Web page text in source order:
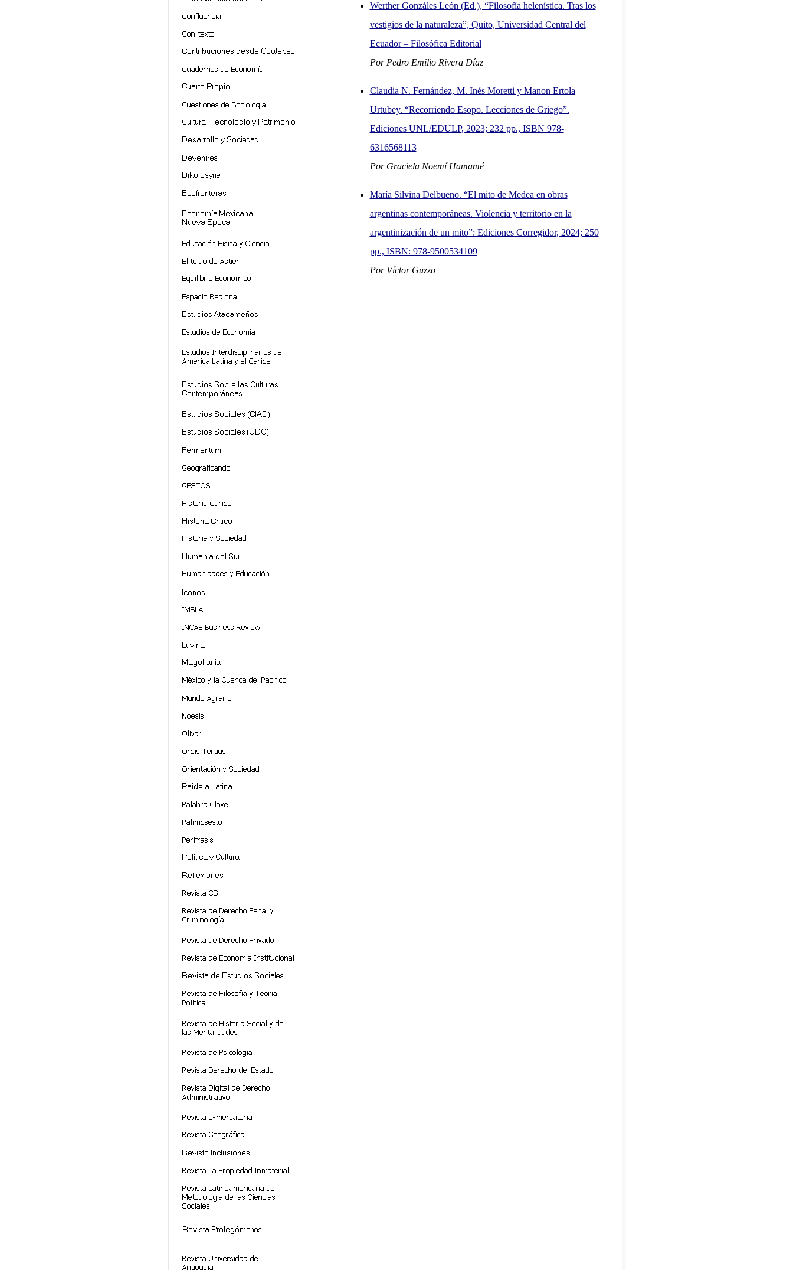
Werther Gonzáles León (Ed.), “Filosofía helenística. Tras los
vestigios de la naturaleza”, Quito, Universidad Central del
Ecuador – Filosófica Editorial
Por Pedro Emilio Rivera Díaz
Claudia N. Fernández, M. Inés Moretti y Manon Ertola
Urtubey. “Recorriendo Esopo. Lecciones de Griego”.
Ediciones UNL/EDULP, 2023; 232 pp., ISBN 978-
6316568113
Por Graciela Noemí Hamamé
María Silvina Delbueno. “El mito de Medea en obras
argentinas contemporáneas. Violencia y territorio en la
argentinización de un mito”: Ediciones Corregidor, 2024; 250
pp., ISBN: 978-9500534109
Por Víctor Guzzo